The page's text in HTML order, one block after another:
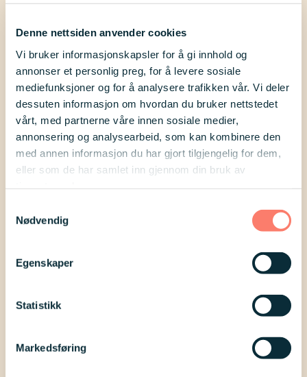
Denne nettsiden anvender cookies
Vi bruker informasjonskapsler for å gi innhold og
annonser et personlig preg, for å levere sosiale
mediefunksjoner og for å analysere trafikken vår. Vi deler
dessuten informasjon om hvordan du bruker nettstedet
vårt, med partnerne våre innen sosiale medier,
annonsering og analysearbeid, som kan kombinere den
med annen informasjon du har gjort tilgjengelig for dem,
eller som de har samlet inn gjennom din bruk av
Nødvendig
Egenskaper
Statistikk
Markedsføring
Frode Kibsgaard Larsen
Nasjonalt senter for aldring og
helse
Send inn ditt erfaringssvar
Vi vil gjerne høre dine erfaringer.
Send oss dine erfaringer rundt dette
Send inn ditt erfaringssvar på spørsmålet her. Skriv svaret så
kapasitet og etter gjennomgang av redaktør: Svaret ditt vil i
størst mulig grad bli anonymisert, og vi forbeholder oss